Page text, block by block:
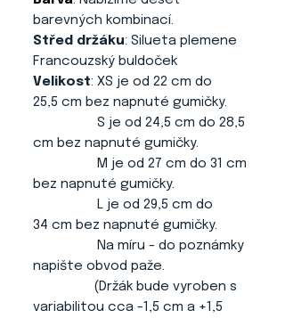
barevných kombinací.
Střed držáku: Silueta plemene
Francouzský buldoček
Velikost: XS je od 22 cm do
25,5 cm bez napnuté gumičky.
S je od 24,5 cm do 28,5
cm bez napnuté gumičky.
M je od 27 cm do 31 cm
bez napnuté gumičky.
L je od 29,5 cm do
34 cm bez napnuté gumičky.
Na míru - do poznámky
napište obvod paže.
(Držák bude vyroben s
variabilitou cca -1,5 cm a +1,5